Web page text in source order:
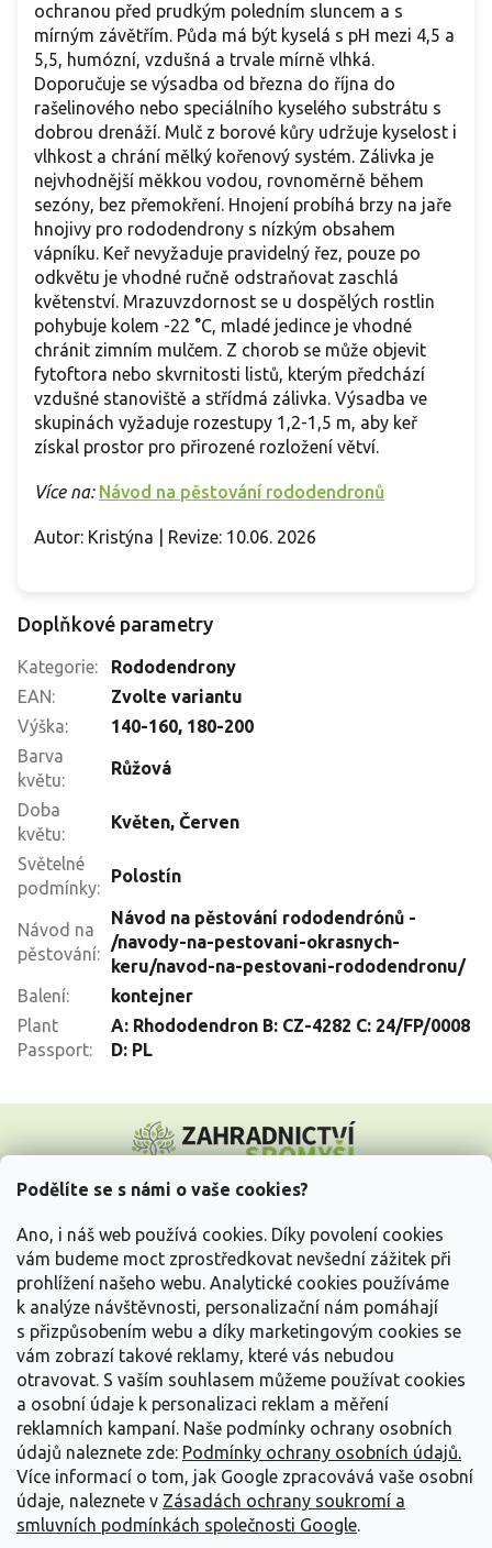
Podělíte se s námi o vaše cookies?
Ano, i náš web používá cookies. Díky povolení cookies
vám budeme moct zprostředkovat nevšední zážitek při
prohlížení našeho webu. Analytické cookies používáme
k analýze návštěvnosti, personalizační nám pomáhají
s přizpůsobením webu a díky marketingovým cookies se
vám zobrazí takové reklamy, které vás nebudou
otravovat. S vaším souhlasem můžeme používat cookies
a osobní údaje k personalizaci reklam a měření
reklamních kampaní. Naše podmínky ochrany osobních
údajů naleznete zde: Podmínky ochrany osobních údajů.
Více informací o tom, jak Google zpracovává vaše osobní
údaje, naleznete v Zásadách ochrany soukromí a
smluvních podmínkách společnosti Google.
ochranou před prudkým poledním sluncem a s
mírným závětřím. Půda má být kyselá s pH mezi 4,5 a
5,5, humózní, vzdušná a trvale mírně vlhká.
Doporučuje se výsadba od března do října do
rašelinového nebo speciálního kyselého substrátu s
dobrou drenáží. Mulč z borové kůry udržuje kyselost i
vlhkost a chrání mělký kořenový systém. Zálivka je
nejvhodnější měkkou vodou, rovnoměrně během
sezóny, bez přemokření. Hnojení probíhá brzy na jaře
hnojivy pro rododendrony s nízkým obsahem
vápníku. Keř nevyžaduje pravidelný řez, pouze po
odkvětu je vhodné ručně odstraňovat zaschlá
květenství. Mrazuvzdornost se u dospělých rostlin
pohybuje kolem -22 °C, mladé jedince je vhodné
chránit zimním mulčem. Z chorob se může objevit
fytoftora nebo skvrnitosti listů, kterým předchází
vzdušné stanoviště a střídmá zálivka. Výsadba ve
skupinách vyžaduje rozestupy 1,2-1,5 m, aby keř
získal prostor pro přirozené rozložení větví.
Více na: Návod na pěstování rododendronů
Autor: Kristýna | Revize: 10.06. 2026
Doplňkové parametry
Kategorie:
Rododendrony
EAN:
Zvolte variantu
Výška: 140-160, 180-200
Barva
květu:
Růžová
Doba
květu:
Květen, Červen
Světelné
podmínky:
Polostín
Návod na
pěstování:
Návod na pěstování rododendrónů -
/navody-na-pestovani-okrasnych-
keru/navod-na-pestovani-rododendronu/
Balení:
kontejner
Plant
Passport:
A: Rhododendron B: CZ-4282 C: 24/FP/0008
D: PL
p
Vše o nákupu
Informace pro Vás
Kontakujte nás